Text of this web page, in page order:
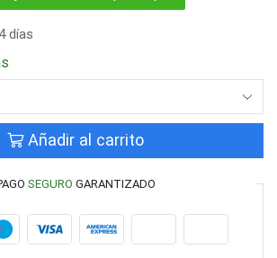
4 días
Añadir al carrito
SEGURO GARANTIZADO